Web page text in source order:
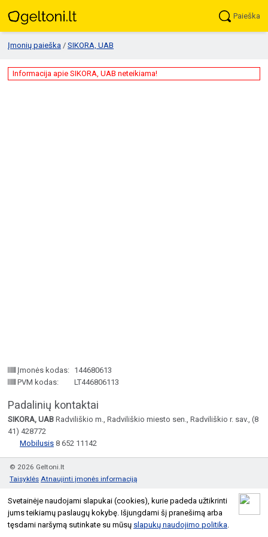
Svetainėje naudojami slapukai (cookies), kurie padeda užtikrinti
jums teikiamų paslaugų kokybę. Išjungdami šį pranešimą arba
tęsdami naršymą sutinkate su mūsų slapukų naudojimo politika
Paieška
Įmonių paieška / SIKORA, UAB
Informacija apie SIKORA, UAB neteikiama!
Įmonės kodas: 144680613
PVM kodas:
LT446806113
Padalinių kontaktai
SIKORA, UAB Radviliškio m., Radviliškio miesto sen., Radviliškio r. sav., (8
41) 428772
Mobilusis 8 652 11142
© 2026 Geltoni.lt
Taisyklės Atnaujinti įmonės informaciją